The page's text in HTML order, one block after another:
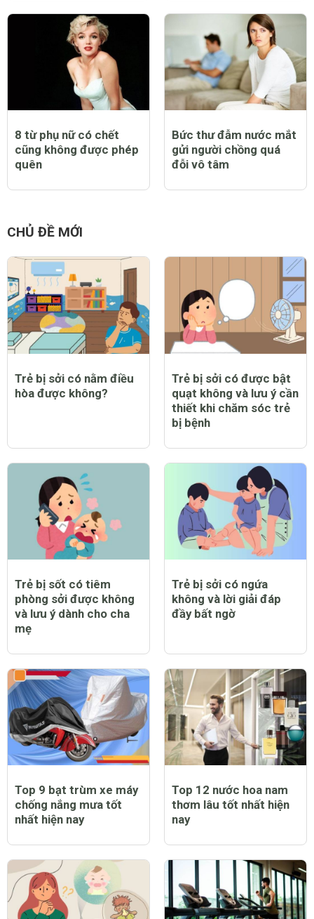
8 từ phụ nữ có chết
cũng không được phép
quên
Bức thư đẫm nước mắt
gửi người chồng quá
đỗi vô tâm
CHỦ ĐỀ MỚI
Trẻ bị sởi có nằm điều
hòa được không?
Trẻ bị sởi có được bật
quạt không và lưu ý cần
thiết khi chăm sóc trẻ
bị bệnh
Trẻ bị sốt có tiêm
phòng sởi được không
và lưu ý dành cho cha
mẹ
Trẻ bị sởi có ngứa
không và lời giải đáp
đầy bất ngờ
Top 9 bạt trùm xe máy
chống nắng mưa tốt
nhất hiện nay
Top 12 nước hoa nam
thơm lâu tốt nhất hiện
nay